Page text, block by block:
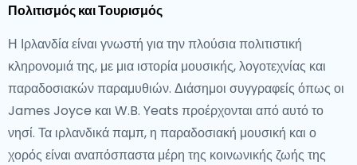
Πολιτισμός και Τουρισμός
Η Ιρλανδία είναι γνωστή για την πλούσια πολιτιστική
κληρονομιά της, με μια ιστορία μουσικής, λογοτεχνίας και
παραδοσιακών παραμυθιών. Διάσημοι συγγραφείς όπως οι
James Joyce και W.B. Yeats προέρχονται από αυτό το
νησί. Τα ιρλανδικά παμπ, η παραδοσιακή μουσική και ο
χορός είναι αναπόσπαστα μέρη της κοινωνικής ζωής της